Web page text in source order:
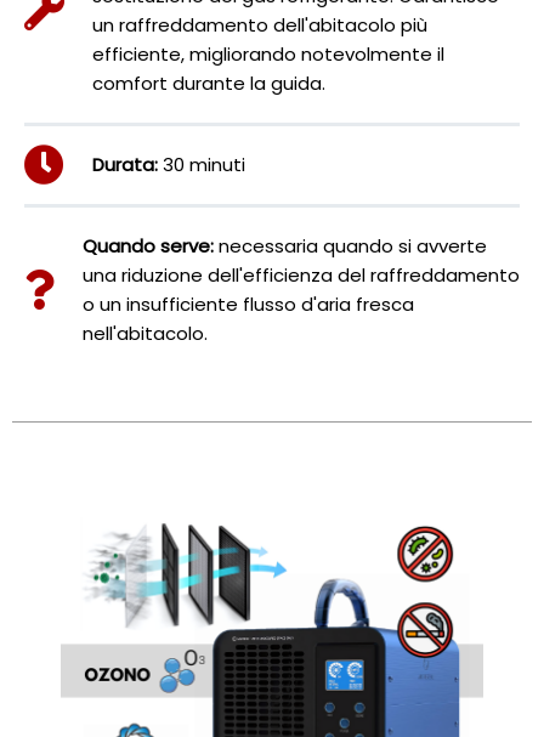
un raffreddamento dell'abitacolo più
efficiente, migliorando notevolmente il
comfort durante la guida.
Durata:30 minuti
Quando serve:necessaria quando si avverte
una riduzione dell'efficienza del raffreddamento
o un insufficiente flusso d'aria fresca
nell'abitacolo.